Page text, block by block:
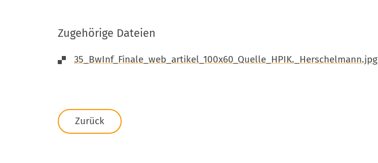
Zugehörige Dateien
35_BwInf_Finale_web_artikel_100x60_Quelle_HPIK._Herschelmann.jpg
Zurück